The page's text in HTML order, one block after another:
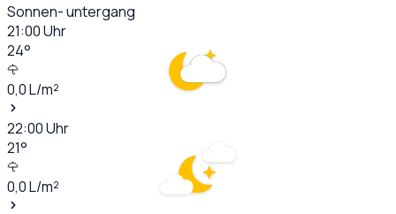
Sonnen- untergang
21:00Uhr
24°
0,0L/m²
22:00Uhr
21°
0,0L/m²